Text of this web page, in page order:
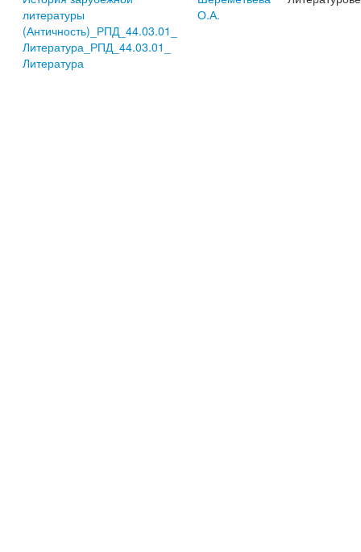
литературы
(Античность)_РПД_44.03.01_
Литература_РПД_44.03.01_
Литература
О.А.